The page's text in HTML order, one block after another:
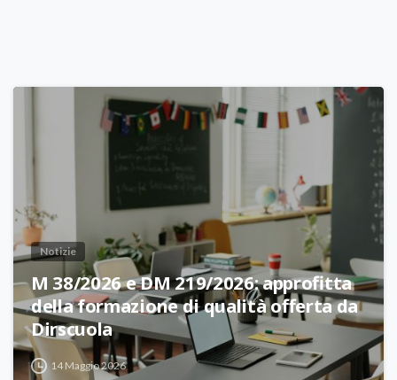
Notizie
M 38/2026 e DM 219/2026: approfitta
della formazione di qualità offerta da
Dirscuola
14 Maggio 2026